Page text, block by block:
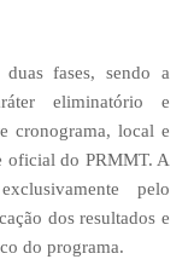
fases, sendo a
eliminatório e
cronograma, local e
oficial do PRMMT. A
pelo
dos resultados e
do programa.